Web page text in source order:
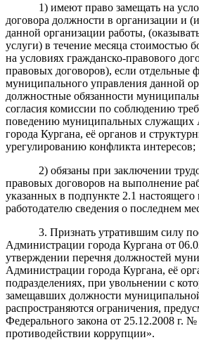
1) имеют право замещать на
договора должности в организации и
данной организации работы,
услуги) в течение месяца стоимостью
на условиях гражданско-правового
правовых договоров), если отдельные
муниципального управления данной
должностные обязанности
согласия комиссии по соблюдению
поведению муниципальных служащих
города Кургана, её органов и
урегулированию конфликта интересов;
2) обязаны при заключении
правовых договоров на выполнение
указанных в подпункте 2.1 настоящего
работодателю сведения о последнем
3. Признать утратившим силу
Администрации города Кургана от
утверждении перечня должностей
Администрации города Кургана, её
подразделениях, при увольнении с
замещавших должности
распространяются ограничения,
Федерального закона от 25.12.2008 г.
противодействии коррупции».